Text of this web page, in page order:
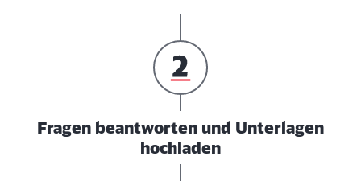
Fragen beantworten und Unterlagen
hochladen